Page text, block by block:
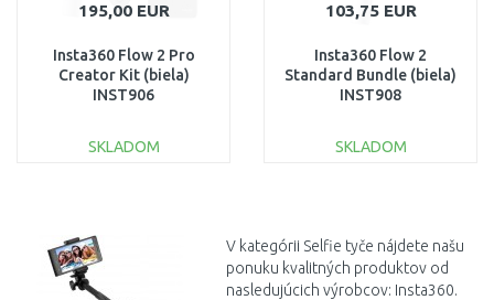
195,00 EUR
Insta360 Flow 2 Pro
Creator Kit (biela)
INST906
SKLADOM
103,75 EUR
Insta360 Flow 2
Standard Bundle (biela)
INST908
SKLADOM
V kategórii Selfie tyče nájdete našu
ponuku kvalitných produktov od
nasledujúcich výrobcov: Insta360.